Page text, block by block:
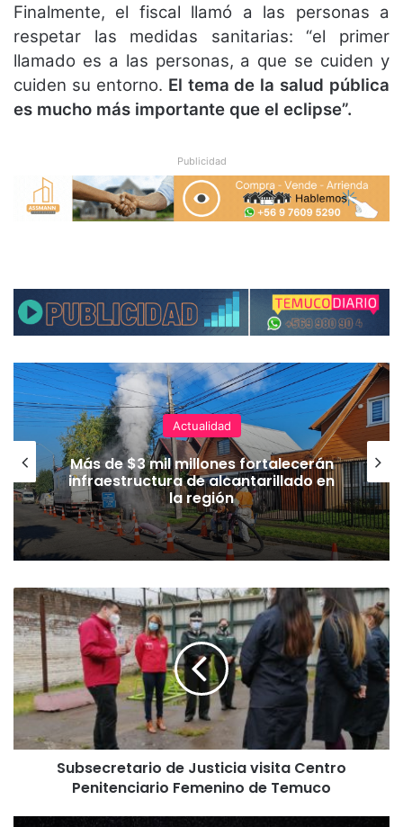
Finalmente, el fiscal llamó a las personas a
respetar las medidas sanitarias: “el primer
llamado es a las personas, a que se cuiden y
cuiden su entorno. El tema de la salud pública
es mucho más importante que el eclipse”.
Publicidad
Actualidad
Más de $3 mil millones fortalecerán
infraestructura de alcantarillado en
la región
S
u
b
s
e
c
r
t
Subsecretario de Justicia visita Centro
Penitenciario Femenino de Temuco